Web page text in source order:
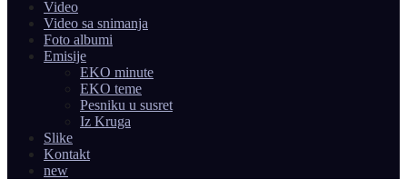
Video
Video sa snimanja
Foto albumi
Emisije
EKO minute
EKO teme
Pesniku u susret
Iz Kruga
Slike
Kontakt
new